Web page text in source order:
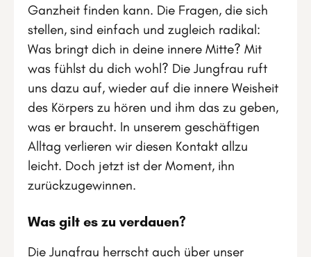
Ganzheit finden kann. Die Fragen, die sich
stellen, sind einfach und zugleich radikal:
Was bringt dich in deine innere Mitte? Mit
was fühlst du dich wohl? Die Jungfrau ruft
uns dazu auf, wieder auf die innere Weisheit
des Körpers zu hören und ihm das zu geben,
was er braucht. In unserem geschäftigen
Alltag verlieren wir diesen Kontakt allzu
leicht. Doch jetzt ist der Moment, ihn
zurückzugewinnen.
Was gilt es zu verdauen?
Die Jungfrau herrscht auch über unser